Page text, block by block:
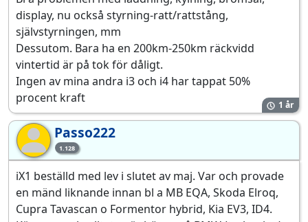
display, nu också styrning-ratt/rattstång,
självstyrningen, mm
Dessutom. Bara ha en 200km-250km räckvidd
vintertid är på tok för dåligt.
Ingen av mina andra i3 och i4 har tappat 50%
procent kraft
1 år
Pa 1.128
Passo222
iX1 beställd med lev i slutet av maj. Var och provade
en mänd liknande innan bl a MB EQA, Skoda Elroq,
Cupra Tavascan o Formentor hybrid, Kia EV3, ID4.